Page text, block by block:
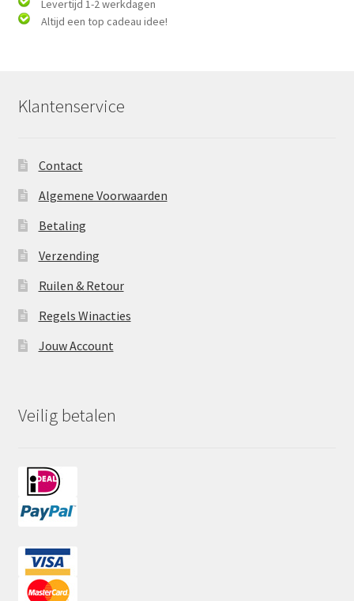
Levertijd 1-2 werkdagen
Altijd een top cadeau idee!
Klantenservice
Contact
Algemene Voorwaarden
Betaling
Verzending
Ruilen & Retour
Regels Winacties
Jouw Account
Veilig betalen